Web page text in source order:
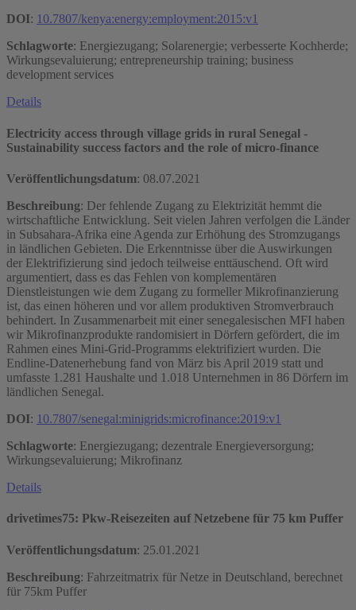
DOI: 10.7807/kenya:energy:employment:2015:v1
Schlagworte: Energiezugang; Solarenergie; verbesserte Kochherde;
Wirkungsevaluierung; entrepreneurship training; business
development services
Details
Electricity access through village grids in rural Senegal -
Sustainability success factors and the role of micro-finance
Veröffentlichungsdatum: 08.07.2021
Beschreibung: Der fehlende Zugang zu Elektrizität hemmt die
wirtschaftliche Entwicklung. Seit vielen Jahren verfolgen die Länder
in Subsahara-Afrika eine Agenda zur Erhöhung des Stromzugangs
in ländlichen Gebieten. Die Erkenntnisse über die Auswirkungen
der Elektrifizierung sind jedoch teilweise enttäuschend. Oft wird
argumentiert, dass es das Fehlen von komplementären
Dienstleistungen wie dem Zugang zu formeller Mikrofinanzierung
ist, das einen höheren und vor allem produktiven Stromverbrauch
behindert. In Zusammenarbeit mit einer senegalesischen MFI haben
wir Mikrofinanzprodukte randomisiert in Dörfern gefördert, die im
Rahmen eines Mini-Grid-Programms elektrifiziert wurden. Die
Endline-Datenerhebung fand von März bis April 2019 statt und
umfasste 1.281 Haushalte und 1.018 Unternehmen in 86 Dörfern im
ländlichen Senegal.
DOI: 10.7807/senegal:minigrids:microfinance:2019:v1
Schlagworte: Energiezugang; dezentrale Energieversorgung;
Wirkungsevaluierung; Mikrofinanz
Details
drivetimes75: Pkw-Reisezeiten auf Netzebene für 75 km Puffer
Veröffentlichungsdatum: 25.01.2021
Beschreibung: Fahrzeitmatrix für Netze in Deutschland, berechnet
für 75km Puffer